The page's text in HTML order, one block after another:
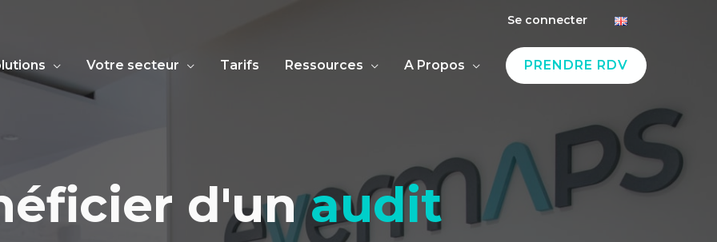
Se connecter
Votre secteur Tarifs Ressources A Propos PRENDRE RDV
d'unaudit